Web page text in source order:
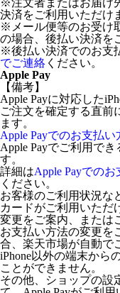
※注文者またはお届け
決済をご利用いただけ
※メール便等のお受け
の場合、後払い決済を
※後払い決済でのお支
でご連絡 ください。
Apple Pay
【備考】
Apple Payに対応した
ご注文を確定する直前
ます。
Apple Payでのお支払い
Apple Payでご利用で
す。
詳細はApple Payでの
ください。
お客様のご利用状況な
カードがご利用いただ
変更をご案内、または
お支払い方法の変更を
合、楽天市場が自動で
iPhone以外の端末から
ことができません。
その他、ショップの設